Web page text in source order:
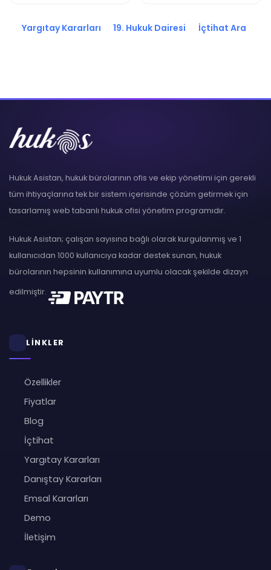
Yargıtay Kararları 19. Hukuk Dairesi İçtihat Ara
Hukuk Asistan, hukuk bürolarının ofis ve ekip yönetimi için gerekli
tüm ihtiyaçlarına tek bir sistem içerisinde çözüm getirmek için
tasarlamış web tabanlı hukuk ofisi yönetim programıdır.
Hukuk Asistan; çalışan sayısına bağlı olarak kurgulanmış ve 1
kullanıcıdan 1000 kullanıcıya kadar destek sunan, hukuk
bürolarının hepsinin kullanımına uyumlu olacak şekilde dizayn
edilmiştir.
LİNKLER
Özellikler
Fiyatlar
Blog
İçtihat
Yargıtay Kararları
Danıştay Kararları
Emsal Kararları
Demo
İletişim